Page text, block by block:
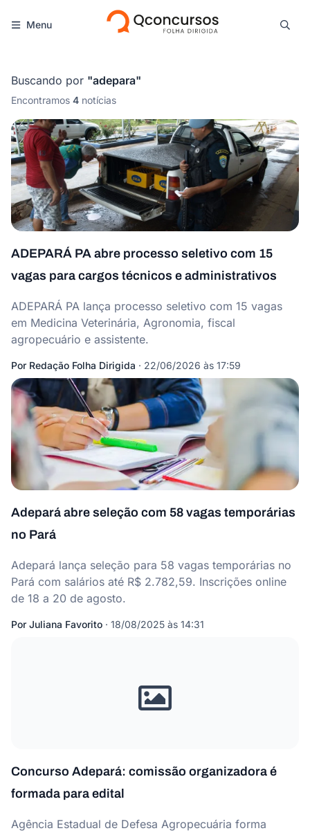
Menu
Buscando por "adepara"
Encontramos 4 notícias
ADEPARÁ PA abre processo seletivo com 15
vagas para cargos técnicos e administrativos
ADEPARÁ PA lança processo seletivo com 15 vagas
em Medicina Veterinária, Agronomia, fiscal
agropecuário e assistente.
Por Redação Folha Dirigida · 22/06/2026 às 17:59
Adepará abre seleção com 58 vagas temporárias
no Pará
Adepará lança seleção para 58 vagas temporárias no
Pará com salários até R$ 2.782,59. Inscrições online
de 18 a 20 de agosto.
Por Juliana Favorito · 18/08/2025 às 14:31
Concurso Adepará: comissão organizadora é
formada para edital
Agência Estadual de Defesa Agropecuária forma